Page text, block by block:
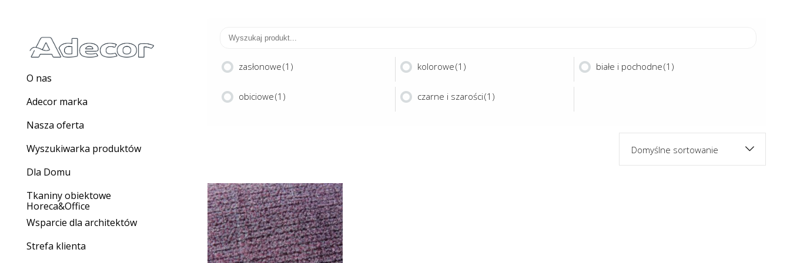
O nas
Adecor marka
Nasza oferta
Wyszukiwarka produktów
Dla Domu
Tkaniny obiektowe
Horeca&Office
Wsparcie dla architektów
Strefa klienta
zasłonowe(1) kolorowe(1) białe i pochodne(1)
obiciowe(1) czarne i szarości(1)
Domyślne sortowanie
SUPREME
Ten
produkt
ma
wiele
wariantów.
Opcje